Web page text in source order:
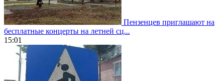
Пензенцев приглашают на
бесплатные концерты на летней сц...
15:01